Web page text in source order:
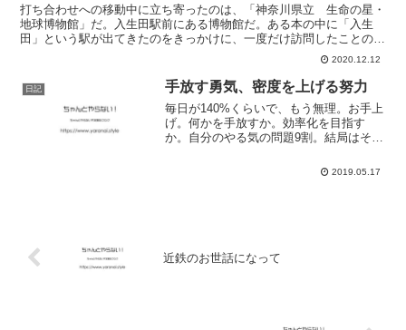
打ち合わせへの移動中に立ち寄ったのは、「神奈川県立 生命の星・
地球博物館」だ。入生田駅前にある博物館だ。ある本の中に「入生
田」という駅が出てきたのをきっかけに、一度だけ訪問したことのあ
った入生田駅。駅のホームや近くの歩道橋にも「神奈川県立 ...2020.12.12
日記 手放す勇気、密度を上げる努力
毎日が140%くらいで、もう無理。お手上
げ。何かを手放すか。効率化を目指す
か。自分のやる気の問題9割。結局はそこ
か、決断しないといけない時期かもしれ
2019.05.17
近鉄のお世話になって